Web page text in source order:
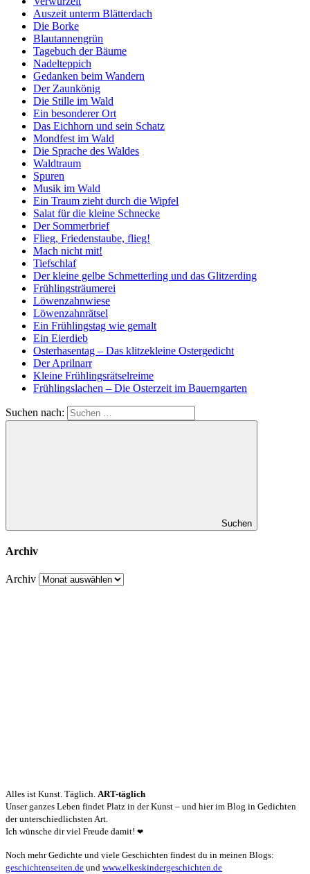
Auszeit unterm Blätterdach
Die Borke
Blautannengrün
Tagebuch der Bäume
Nadelteppich
Gedanken beim Wandern
Der Zaunkönig
Die Stille im Wald
Ein besonderer Ort
Das Eichhorn und sein Schatz
Mondfest im Wald
Die Sprache des Waldes
Waldtraum
Spuren
Musik im Wald
Ein Traum zieht durch die Wipfel
Salat für die kleine Schnecke
Der Sommerbrief
Flieg, Friedenstaube, flieg!
Mach nicht mit!
Tiefschlaf
Der kleine gelbe Schmetterling und das Glitzerding
Frühlingsträumerei
Löwenzahnwiese
Löwenzahnrätsel
Ein Frühlingstag wie gemalt
Ein Eierdieb
Osterhasentag – Das klitzekleine Ostergedicht
Der Aprilnarr
Kleine Frühlingsrätselreime
Frühlingslachen – Die Osterzeit im Bauerngarten
Suchen nach:
Suchen
Archiv
Archiv
Alles ist Kunst. Täglich. ART-täglich
Unser ganzes Leben findet Platz in der Kunst – und hier im Blog in Gedichten
der unterschiedlichsten Art.
Ich wünsche dir viel Freude damit! ❤
Noch mehr Gedichte und viele Geschichten findest du in meinen Blogs:
geschichtenseiten.de und www.elkeskindergeschichten.de